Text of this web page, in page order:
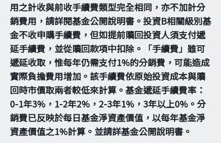
用之計收與前收手續費類型完全相同，亦不加計分
銷費用，請詳閱基金公開說明書。投資B相關級別基
金不收申購手續費，但如提前贖回投資人須支付遞
延手續費，並從贖回款項中扣除。「手續費」雖可
遞延收取，惟每年仍需支付1%的分銷費，可能造成
實際負擔費用增加。該手續費依原始投資成本與贖
回時市價取兩者較低來計算。基金遞延手續費率：
0-1年3%，1-2年2%，2-3年1%，3年以上0%。分
銷費已反映於每日基金淨資產價值，以每年基金淨
資產價值之1%計算。並請詳基金公開說明書。